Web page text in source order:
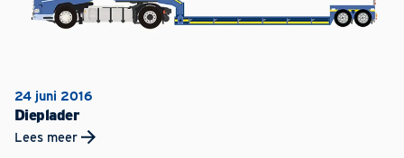
24 juni 2016
Dieplader
Lees meer